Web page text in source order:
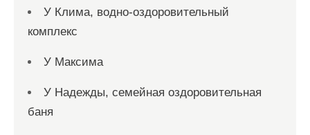
У Клима, водно-оздоровительный
комплекс
У Максима
У Надежды, семейная оздоровительная
баня